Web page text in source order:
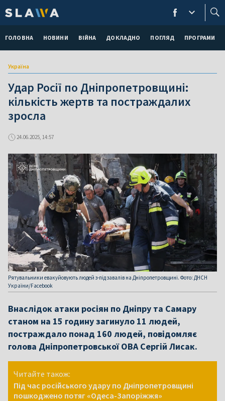
ГОЛОВНА НОВИНИ ВІЙНА ДОКЛАДНО ПОГЛЯД ПРОГРАМИ
Україна
Удар Росії по Дніпропетровщині:
кількість жертв та постраждалих
зросла
24.06.2025, 14:57
Рятувальники евакуйовують людей з-під завалів на Дніпропетровщині. Фото: ДНСН
України/Facebook
Внаслідок атаки росіян по Дніпру та Самару
станом на 15 годину загинуло 11 людей,
постраждало понад 160 людей, повідомляє
голова Дніпропетровської ОВА Сергій Лисак.
Читайте також:
Під час російського удару по Дніпропетровщині
пошкоджено потяг «Одеса-Запоріжжя»